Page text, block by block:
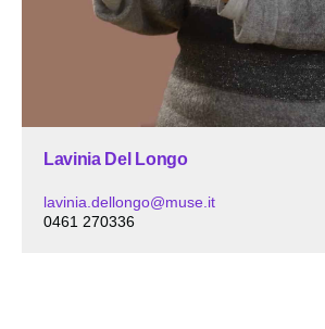
Lavinia Del Longo
lavinia.dellongo@muse.it
0461 270336